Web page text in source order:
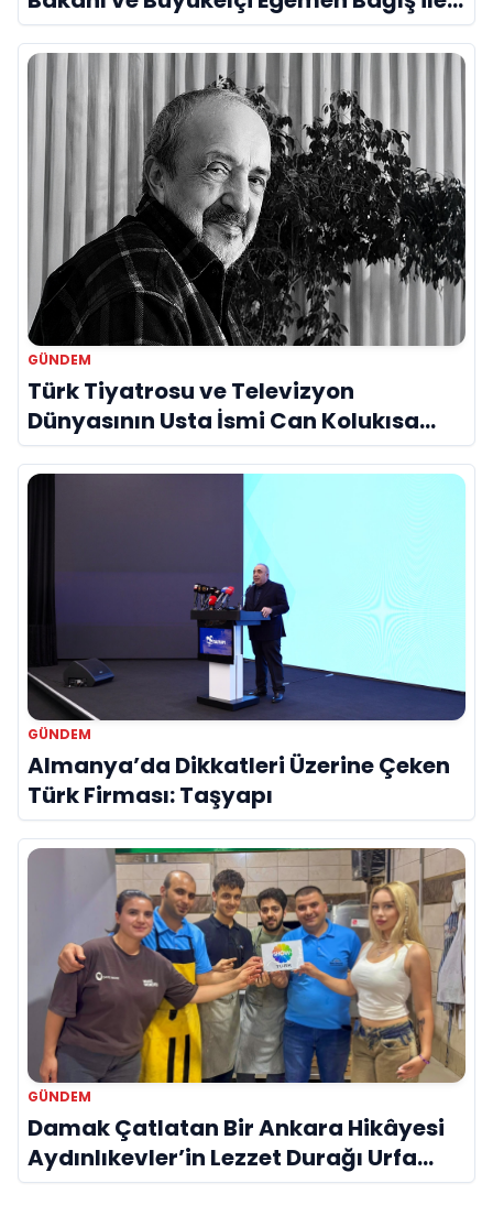
Bir Araya Geldi
GÜNDEM
Türk Tiyatrosu ve Televizyon
Dünyasının Usta İsmi Can Kolukısa
Hayatını Kaybetti
GÜNDEM
Almanya’da Dikkatleri Üzerine Çeken
Türk Firması: Taşyapı
GÜNDEM
Damak Çatlatan Bir Ankara Hikâyesi
Aydınlıkevler’in Lezzet Durağı Urfa
Damak